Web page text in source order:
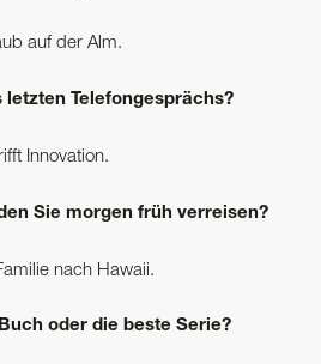
auf der Alm.
letzten Telefongesprächs?
Innovation.
Sie morgen früh verreisen?
nach Hawaii.
oder die beste Serie?